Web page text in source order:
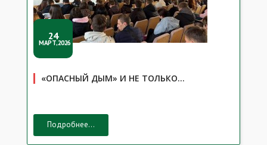
24
МАРТ,2026
«ОПАСНЫЙ ДЫМ» И НЕ ТОЛЬКО…
Подробнее...